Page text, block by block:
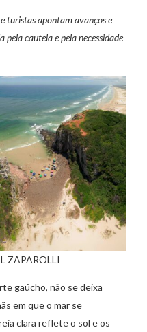
turistas apontam avanços e
cautela e pela necessidade
ZAPAROLLI
gaúcho, não se deixa
em que o mar se
clara reflete o sol e os